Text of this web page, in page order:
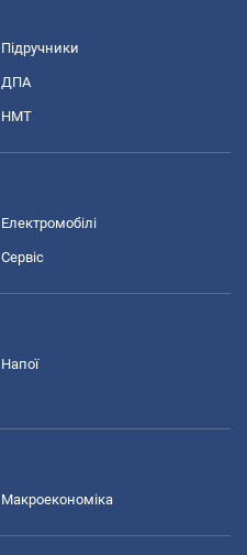
Підручники
ДПА
НМТ
Електромобілі
Сервіс
Напої
Макроекономіка